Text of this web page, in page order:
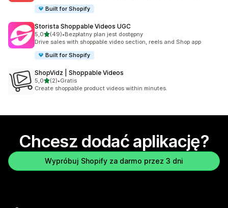
Built for Shopify
Storista Shoppable Videos UGC
5,0na 5 gwiazdek
(49)
Łączna liczba recenzji: 49
•Bezpłatny plan jest dostępny
Drive sales with shoppable video section, reels and Shop app
Built for Shopify
ShopVidz | Shoppable Videos
5,0na 5 gwiazdek
(2)
Łączna liczba recenzji: 2
•Gratis
Create shoppable product videos within minutes.
Chcesz dodać aplikację?
Wypróbuj Shopify za darmo przez 3 dni